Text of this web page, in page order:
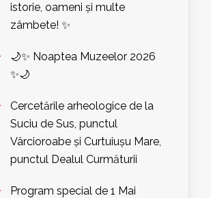
istorie, oameni și multe
zâmbete! ✨
🌙✨ Noaptea Muzeelor 2026
✨🌙
Cercetările arheologice de la
Suciu de Sus, punctul
Vârcioroabe și Curtuiușu Mare,
punctul Dealul Curmăturii
Program special de 1 Mai